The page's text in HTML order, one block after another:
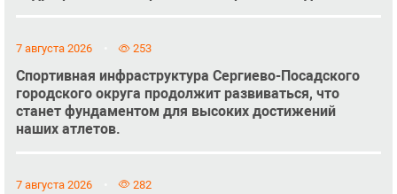
7 августа 2026 253
Спортивная инфраструктура Сергиево-Посадского
городского округа продолжит развиваться, что
станет фундаментом для высоких достижений
наших атлетов.
7 августа 2026 282